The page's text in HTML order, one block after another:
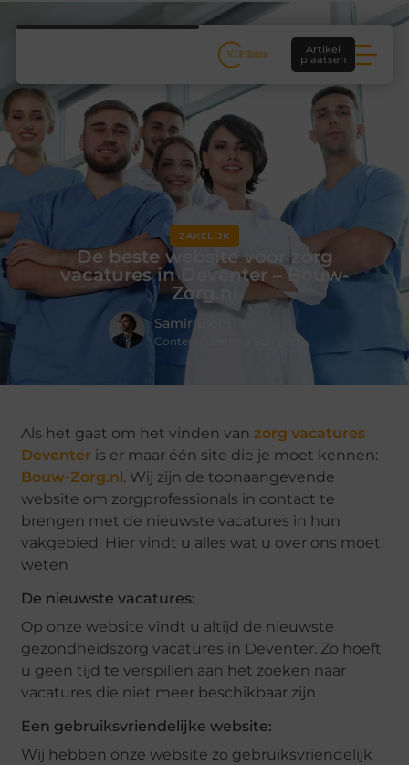
Artikel
plaatsen
ZAKELIJK
De beste website voor zorg
vacatures in Deventer – Bouw-
Zorg.nl
Samir Blom
Contentcurator & Schrijver
Als het gaat om het vinden vanzorg vacatures
Deventer is er maar één site die je moet kennen:
Bouw-Zorg.nl. Wij zijn de toonaangevende
website om zorgprofessionals in contact te
brengen met de nieuwste vacatures in hun
vakgebied. Hier vindt u alles wat u over ons moet
weten
De nieuwste vacatures:
Op onze website vindt u altijd de nieuwste
gezondheidszorg vacatures in Deventer. Zo hoeft
u geen tijd te verspillen aan het zoeken naar
vacatures die niet meer beschikbaar zijn
Een gebruiksvriendelijke website:
Wij hebben onze website zo gebruiksvriendelijk